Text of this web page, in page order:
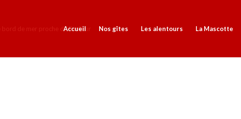
Accueil Nos gîtes Les alentours La Mascotte